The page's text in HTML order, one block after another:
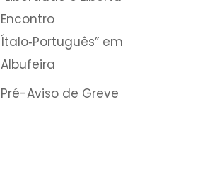
Encontro
Ítalo‑Português” em
Albufeira
Pré-Aviso de Greve